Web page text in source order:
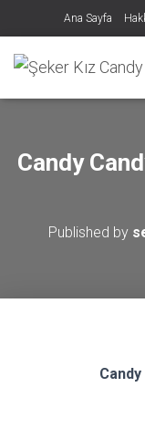
Ana Sayfa
Candy
Published by